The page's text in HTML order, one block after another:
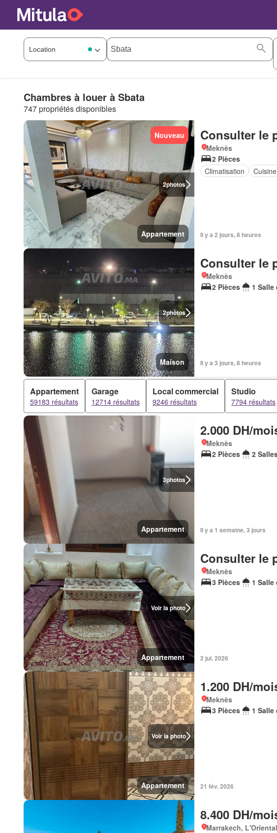
Chambres à louer à Sbata
747 propriétés disponibles
2photos
Nouveau
Appartement
Consulter le
Meknès
2 Pièces
Climatisation
Il y a 2 jours, 8 heures
2photos
Maison
Consulter le
Meknès
2 Pièces
1 Salle
Il y a 3 jours, 8 heures
Appartement
59183 résultats
Garage
12714 résultats
Local commercial
9246 résultats
Studio
7794 résultats
3photos
Appartement
2.000 DH/
Meknès
2 Pièces
2
Il y a 1 semaine, 3 jours
Voir la photo
Appartement
Consulter le
Meknès
3 Pièces
1 Salle
2 jui. 2026
Voir la photo
Appartement
1.200 DH/
Meknès
3 Pièces
1 Salle
21 fév. 2026
8.400 DH/
Marrakech, L'Oriental